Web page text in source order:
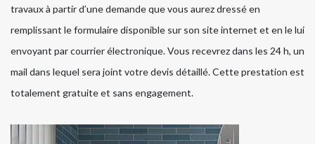
travaux à partir d’une demande que vous aurez dressé en
remplissant le formulaire disponible sur son site internet et en le lui
envoyant par courrier électronique. Vous recevrez dans les 24 h, un
mail dans lequel sera joint votre devis détaillé. Cette prestation est
totalement gratuite et sans engagement.